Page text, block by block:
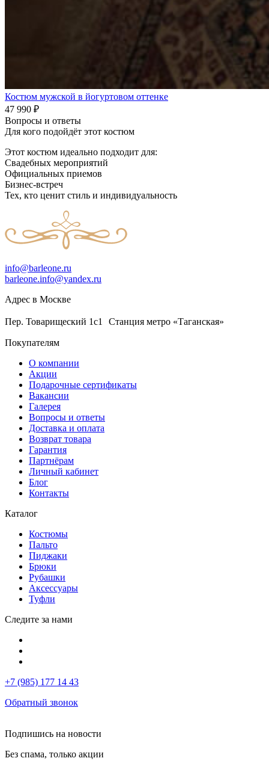
Костюм мужской в йогуртовом оттенке
47 990 ₽
Вопросы и ответы
Для кого подойдёт этот костюм
Этот костюм идеально подходит для:
Свадебных мероприятий
Официальных приемов
Бизнес-встреч
Тех, кто ценит стиль и индивидуальность
info@barleone.ru
barleone.info@yandex.ru
Адрес в Москве
Пер. Товарищеский 1с1 Станция метро «Таганская»
Покупателям
О компании
Акции
Подарочные сертификаты
Вакансии
Галерея
Вопросы и ответы
Доставка и оплата
Возврат товара
Гарантия
Партнёрам
Личный кабинет
Блог
Контакты
Каталог
Костюмы
Пальто
Пиджаки
Брюки
Рубашки
Аксессуары
Туфли
Следите за нами
+7 (985) 177 14 43
Обратный звонок
Подпишись на новости
Без спама, только акции